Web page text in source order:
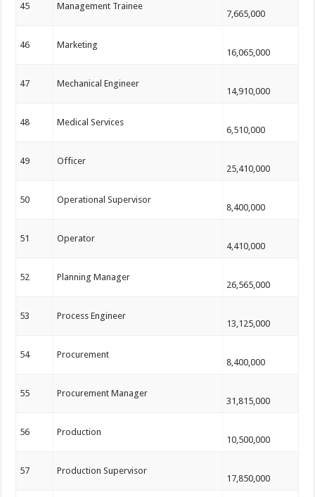
45 Management Trainee
7,665,000
46 Marketing
16,065,000
47 Mechanical Engineer
14,910,000
48 Medical Services
6,510,000
49 Officer
25,410,000
50 Operational Supervisor
8,400,000
51 Operator
4,410,000
52 Planning Manager
26,565,000
53 Process Engineer
13,125,000
54 Procurement
8,400,000
55 Procurement Manager
31,815,000
56 Production
10,500,000
57 Production Supervisor
17,850,000